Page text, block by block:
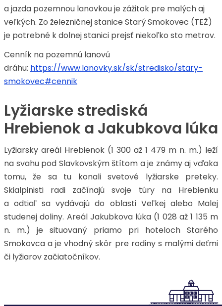
a jazda pozemnou lanovkou je zážitok pre malých aj
veľkých. Zo železničnej stanice Starý Smokovec (TEŽ)
je potrebné k dolnej stanici prejsť niekoľko sto metrov.
Cenník na pozemnú lanovú
dráhu: https://www.lanovky.sk/sk/stredisko/stary-
smokovec#cennik
Lyžiarske strediská
Hrebienok a Jakubkova lúka
Lyžiarsky areál Hrebienok (1 300 až 1 479 m n. m.) leží
na svahu pod Slavkovským štítom a je známy aj vďaka
tomu, že sa tu konali svetové lyžiarske preteky.
Skialpinisti radi začínajú svoje túry na Hrebienku
a odtiaľ sa vydávajú do oblasti Veľkej alebo Malej
studenej doliny. Areál Jakubkova lúka (1 028 až 1 135 m
n. m.) je situovaný priamo pri hoteloch Starého
Smokovca a je vhodný skôr pre rodiny s malými deťmi
či lyžiarov začiatočníkov.